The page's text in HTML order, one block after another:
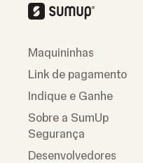
Maquininhas
Link de pagamento
Indique e Ganhe
Sobre a SumUp
Segurança
Desenvolvedores